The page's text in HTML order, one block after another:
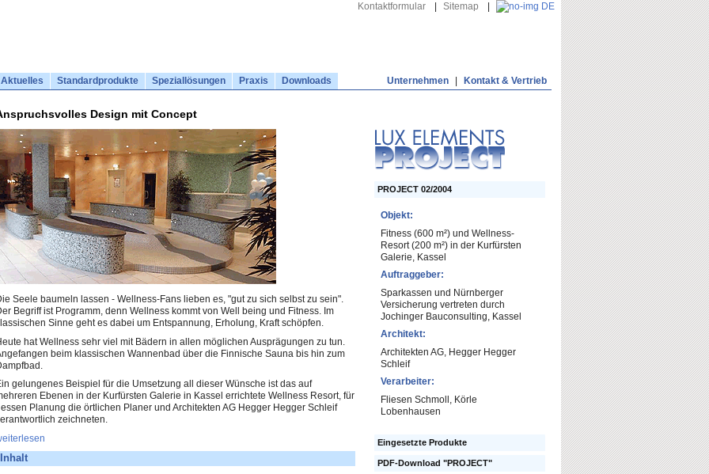
Kontaktformular Sitemap DE
Aktuelles Standardprodukte Speziallösungen Praxis Downloads Unternehmen Kontakt & Vertrieb
Design mit Concept
Seele baumeln lassen - Wellness-Fans lieben es, "gut zu sich selbst zu sein".
Begriff ist Programm, denn Wellness kommt von Well being und Fitness. Im
Sinne geht es dabei um Entspannung, Erholung, Kraft schöpfen.
hat Wellness sehr viel mit Bädern in allen möglichen Ausprägungen zu tun.
beim klassischen Wannenbad über die Finnische Sauna bis hin zum
gelungenes Beispiel für die Umsetzung all dieser Wünsche ist das auf
Ebenen in der Kurfürsten Galerie in Kassel errichtete Wellness Resort, für
Planung die örtlichen Planer und Architekten AG Hegger Hegger Schleif
zeichneten.
Inhalt
PROJECT 02/2004
Objekt:
Fitness (600 m²) und Wellness-
Resort (200 m²) in der Kurfürsten
Galerie, Kassel
Auftraggeber:
Sparkassen und Nürnberger
Versicherung vertreten durch
Jochinger Bauconsulting, Kassel
Architekt:
Architekten AG, Hegger Hegger
Schleif
Verarbeiter:
Fliesen Schmoll, Körle
Lobenhausen
Eingesetzte Produkte
PDF-Download "PROJECT"